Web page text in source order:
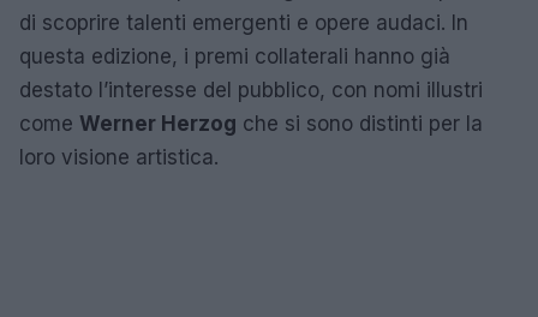
di scoprire talenti emergenti e opere audaci. In
questa edizione, i premi collaterali hanno già
destato l’interesse del pubblico, con nomi illustri
come Werner Herzog che si sono distinti per la
loro visione artistica.